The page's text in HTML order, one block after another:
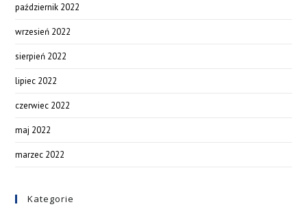
październik 2022
wrzesień 2022
sierpień 2022
lipiec 2022
czerwiec 2022
maj 2022
marzec 2022
Kategorie